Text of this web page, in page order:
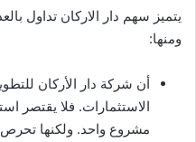
يتميز سهم دار الاركان تداول
ومنها:
أن شركة دار الأركان
الاستثمارات. فلا يقتصر
مشروع واحد. ولكنها